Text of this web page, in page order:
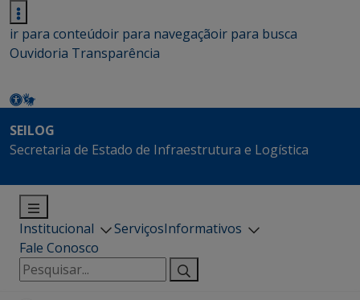
ir para conteúdoir para navegaçãoir para busca
Ouvidoria Transparência
SEILOG
Secretaria de Estado de Infraestrutura e Logística
Institucional ServiçosInformativos
Fale Conosco
Pesquisar
por: